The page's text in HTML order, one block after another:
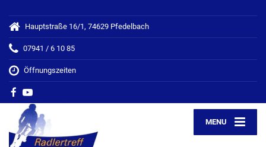
Hauptstraße 16/1, 74629 Pfedelbach
07941 / 6 10 85
Öffnungszeiten
MENU